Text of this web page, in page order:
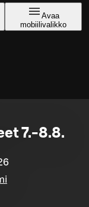
Avaa
mobiilivalikko
7.-8.8.